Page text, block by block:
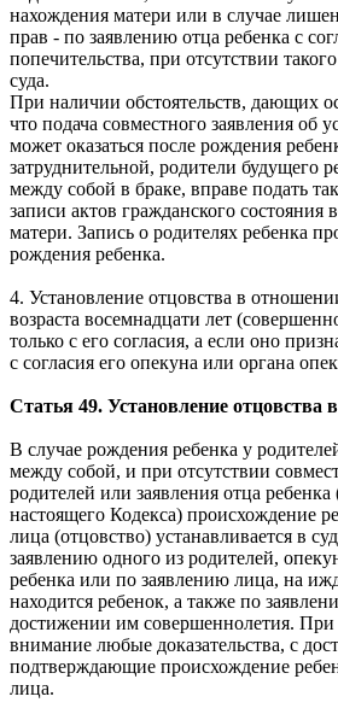
нахождения матери или в случае
прав - по заявлению отца ребенка с
попечительства, при отсутствии
суда.
При наличии обстоятельств, дающих
что подача совместного заявления об
может оказаться после рождения
затруднительной, родители будущего
между собой в браке, вправе подать
записи актов гражданского состояния
матери. Запись о родителях ребенка
рождения ребенка.
4. Установление отцовства в
возраста восемнадцати лет
только с его согласия, а если оно
с согласия его опекуна или органа
Статья 49. Установление отцовства
В случае рождения ребенка у
между собой, и при отсутствии
родителей или заявления отца ребенка
настоящего Кодекса) происхождение
лица (отцовство) устанавливается в
заявлению одного из родителей,
ребенка или по заявлению лица, на
находится ребенок, а также по
достижении им совершеннолетия. При
внимание любые доказательства, с
подтверждающие происхождение
лица.